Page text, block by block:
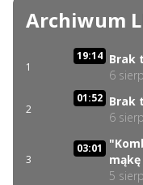
Archiwum
1
19:14 Brak
6
2
01:52 Brak
6
3
03:01
mąkę
5